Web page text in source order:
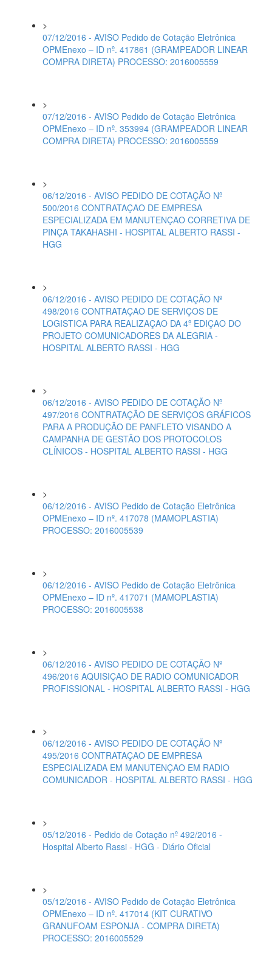
>
07/12/2016 - AVISO Pedido de Cotação Eletrônica
OPMEnexo – ID nº. 417861 (GRAMPEADOR LINEAR
COMPRA DIRETA) PROCESSO: 2016005559
>
07/12/2016 - AVISO Pedido de Cotação Eletrônica
OPMEnexo – ID nº. 353994 (GRAMPEADOR LINEAR
COMPRA DIRETA) PROCESSO: 2016005559
>
06/12/2016 - AVISO PEDIDO DE COTAÇÃO Nº
500/2016 CONTRATAÇAO DE EMPRESA
ESPECIALIZADA EM MANUTENÇAO CORRETIVA DE
PINÇA TAKAHASHI - HOSPITAL ALBERTO RASSI -
HGG
>
06/12/2016 - AVISO PEDIDO DE COTAÇÃO Nº
498/2016 CONTRATAÇAO DE SERVIÇOS DE
LOGISTICA PARA REALIZAÇAO DA 4º EDIÇAO DO
PROJETO COMUNICADORES DA ALEGRIA -
HOSPITAL ALBERTO RASSI - HGG
>
06/12/2016 - AVISO PEDIDO DE COTAÇÃO Nº
497/2016 CONTRATAÇÃO DE SERVIÇOS GRÁFICOS
PARA A PRODUÇÃO DE PANFLETO VISANDO A
CAMPANHA DE GESTÃO DOS PROTOCOLOS
CLÍNICOS - HOSPITAL ALBERTO RASSI - HGG
>
06/12/2016 - AVISO Pedido de Cotação Eletrônica
OPMEnexo – ID nº. 417078 (MAMOPLASTIA)
PROCESSO: 2016005539
>
06/12/2016 - AVISO Pedido de Cotação Eletrônica
OPMEnexo – ID nº. 417071 (MAMOPLASTIA)
PROCESSO: 2016005538
>
06/12/2016 - AVISO PEDIDO DE COTAÇÃO Nº
496/2016 AQUISIÇAO DE RADIO COMUNICADOR
PROFISSIONAL - HOSPITAL ALBERTO RASSI - HGG
>
06/12/2016 - AVISO PEDIDO DE COTAÇÃO Nº
495/2016 CONTRATAÇAO DE EMPRESA
ESPECIALIZADA EM MANUTENÇAO EM RADIO
COMUNICADOR - HOSPITAL ALBERTO RASSI - HGG
>
05/12/2016 - Pedido de Cotação nº 492/2016 -
Hospital Alberto Rassi - HGG - Diário Oficial
>
05/12/2016 - AVISO Pedido de Cotação Eletrônica
OPMEnexo – ID nº. 417014 (KIT CURATIVO
GRANUFOAM ESPONJA - COMPRA DIRETA)
PROCESSO: 2016005529